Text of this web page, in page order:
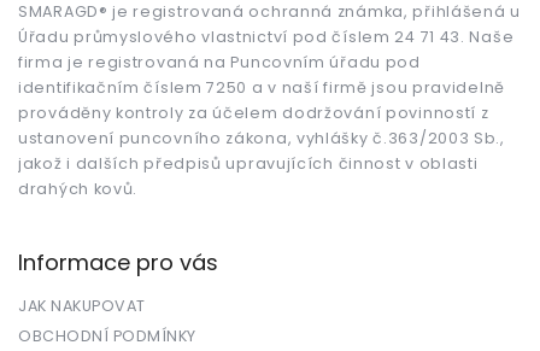
SMARAGD® je registrovaná ochranná známka, přihlášená u
Úřadu průmyslového vlastnictví pod číslem 24 71 43. Naše
firma je registrovaná na Puncovním úřadu pod
identifikačním číslem 7250 a v naší firmě jsou pravidelně
prováděny kontroly za účelem dodržování povinností z
ustanovení puncovního zákona, vyhlášky č.363/2003 Sb.,
jakož i dalších předpisů upravujících činnost v oblasti
drahých kovů.
Informace pro vás
JAK NAKUPOVAT
OBCHODNÍ PODMÍNKY